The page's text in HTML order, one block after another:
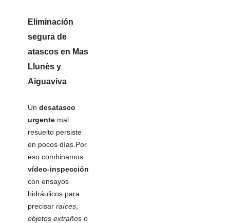
Eliminación
segura de
atascos en Mas
Llunès y
Aiguaviva
Un desatasco
urgente mal
resuelto persiste
en pocos días.Por
eso combinamos
vídeo-inspección
con ensayos
hidráulicos para
precisar raíces
objetos extraños o